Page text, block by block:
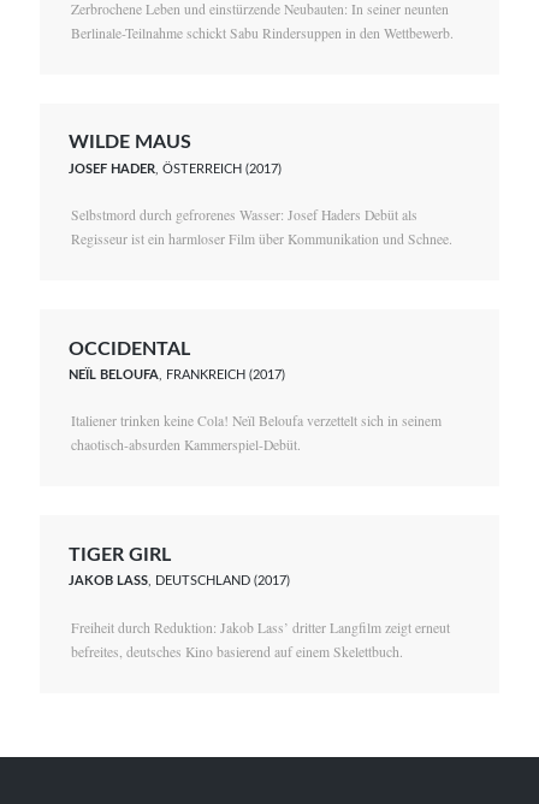
Zerbrochene Leben und einstürzende Neubauten: In seiner neunten
Berlinale-Teilnahme schickt Sabu Rindersuppen in den Wettbewerb.
WILDE MAUS
JOSEF HADER , ÖSTERREICH (2017)
Selbstmord durch gefrorenes Wasser: Josef Haders Debüt als
Regisseur ist ein harmloser Film über Kommunikation und Schnee.
OCCIDENTAL
NEÏL BELOUFA , FRANKREICH (2017)
Italiener trinken keine Cola! Neïl Beloufa verzettelt sich in seinem
chaotisch-absurden Kammerspiel-Debüt.
TIGER GIRL
JAKOB LASS, DEUTSCHLAND (2017)
Freiheit durch Reduktion: Jakob Lass’ dritter Langfilm zeigt erneut
befreites, deutsches Kino basierend auf einem Skelettbuch.